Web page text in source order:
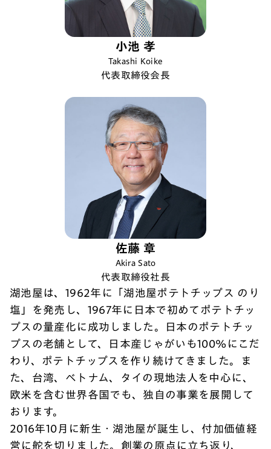
小池 孝
Takashi Koike
代表取締役会長
佐藤 章
Akira Sato
代表取締役社長
湖池屋は、1962年に「湖池屋ポテトチップス のり
塩」を発売し、1967年に日本で初めてポテトチッ
プスの量産化に成功しました。日本のポテトチッ
プスの老舗として、日本産じゃがいも100%にこだ
わり、ポテトチップスを作り続けてきました。ま
た、台湾、ベトナム、タイの現地法人を中心に、
欧米を含む世界各国でも、独自の事業を展開して
おります。
2016年10月に新生・湖池屋が誕生し、付加価値経
営に舵を切りました。創業の原点に立ち返り、